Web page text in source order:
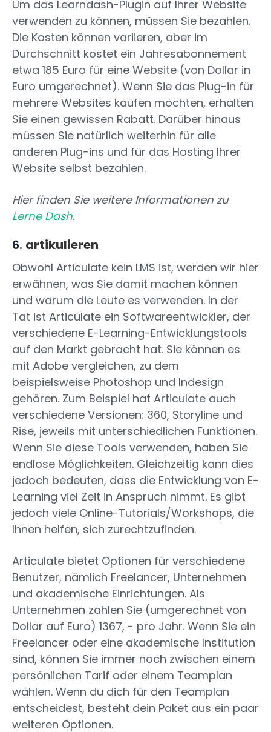
Um das Learndash-Plugin auf Ihrer Website
verwenden zu können, müssen Sie bezahlen.
Die Kosten können variieren, aber im
Durchschnitt kostet ein Jahresabonnement
etwa 185 Euro für eine Website (von Dollar in
Euro umgerechnet). Wenn Sie das Plug-in für
mehrere Websites kaufen möchten, erhalten
Sie einen gewissen Rabatt. Darüber hinaus
müssen Sie natürlich weiterhin für alle
anderen Plug-ins und für das Hosting Ihrer
Website selbst bezahlen.
Hier finden Sie weitere Informationen zu
Lerne Dash.
6. artikulieren
Obwohl Articulate kein LMS ist, werden wir hier
erwähnen, was Sie damit machen können
und warum die Leute es verwenden. In der
Tat ist Articulate ein Softwareentwickler, der
verschiedene E-Learning-Entwicklungstools
auf den Markt gebracht hat. Sie können es
mit Adobe vergleichen, zu dem
beispielsweise Photoshop und Indesign
gehören. Zum Beispiel hat Articulate auch
verschiedene Versionen: 360, Storyline und
Rise, jeweils mit unterschiedlichen Funktionen.
Wenn Sie diese Tools verwenden, haben Sie
endlose Möglichkeiten. Gleichzeitig kann dies
jedoch bedeuten, dass die Entwicklung von E-
Learning viel Zeit in Anspruch nimmt. Es gibt
jedoch viele Online-Tutorials/Workshops, die
Ihnen helfen, sich zurechtzufinden.
Articulate bietet Optionen für verschiedene
Benutzer, nämlich Freelancer, Unternehmen
und akademische Einrichtungen. Als
Unternehmen zahlen Sie (umgerechnet von
Dollar auf Euro) 1367, - pro Jahr. Wenn Sie ein
Freelancer oder eine akademische Institution
sind, können Sie immer noch zwischen einem
persönlichen Tarif oder einem Teamplan
wählen. Wenn du dich für den Teamplan
entscheidest, besteht dein Paket aus ein paar
weiteren Optionen.